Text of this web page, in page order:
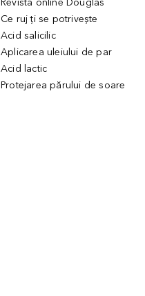
Revista online Douglas
Ce ruj ți se potrivește
Acid salicilic
Aplicarea uleiului de par
Acid lactic
Protejarea părului de soare